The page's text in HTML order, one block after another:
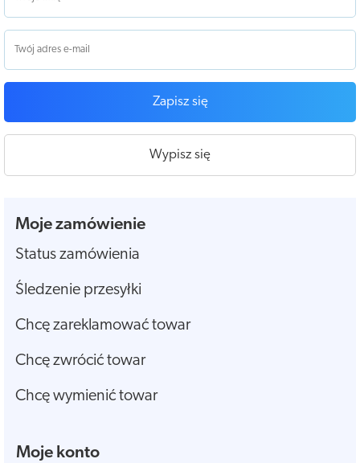
Zapisz się
Wypisz się
Moje zamówienie
Status zamówienia
Śledzenie przesyłki
Chcę zareklamować towar
Chcę zwrócić towar
Chcę wymienić towar
Moje konto